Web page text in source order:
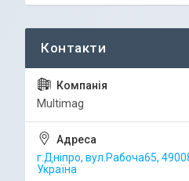
Multimag
г.Дніпро, вул.Рабоча65,
Україна